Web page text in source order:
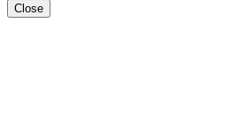
Close